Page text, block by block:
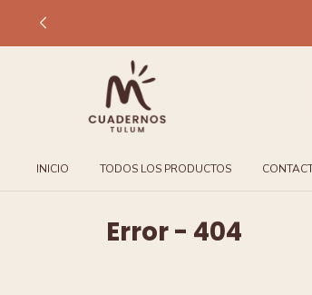
INICIO TODOS LOS PRODUCTOS
Error - 404